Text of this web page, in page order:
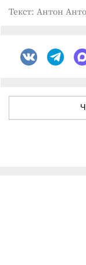
Текст: Антон